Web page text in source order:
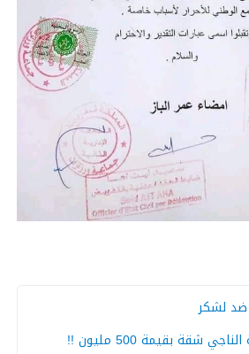
ضد لشكر
شقة بقيمة 500 مليون !!